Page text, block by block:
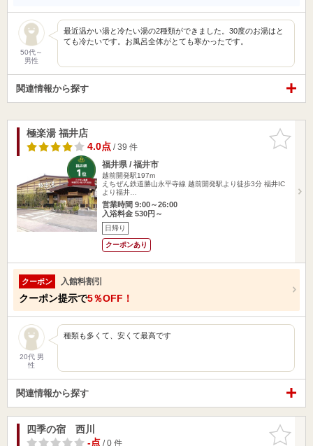
50代～
男性
最近温かい湯と冷たい湯の2種類ができました。30度のお湯はと
ても冷たいです。お風呂全体がとても寒かったです。
関連情報から探す
お気に入
りに追加
極楽湯 福井店
4.0点/ 39 件
福井県 / 福井市
越前開発駅197m
えちぜん鉄道勝山永平寺線 越前開発駅より徒歩3分 福井IC
より福井…
営業時間 9:00～26:00
入浴料金 530円～
日帰り
クーポンあり
クーポン 入館料割引
クーポン提示で5％OFF！
20代 男
性
種類も多くて、安くて最高です
関連情報から探す
お気に入
りに追加
四季の宿 西川
-点/ 0 件